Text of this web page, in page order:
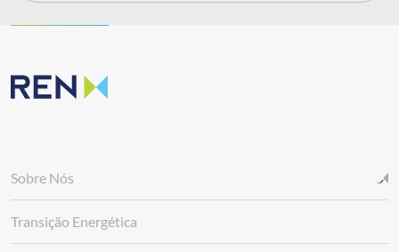
Sobre Nós
Transição Energética